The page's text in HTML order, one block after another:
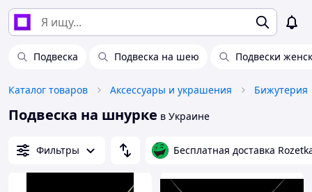
Подвеска Подвеска на шею Подвески
Каталог товаров Аксессуары и украшения Бижутерия
Подвеска на шнурке в Украине
Фильтры Бесплатная доставка